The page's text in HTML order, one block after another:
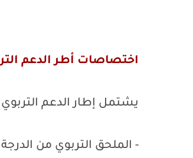
اختصاصات أطر الدعم
يشتمل إطار الدعم التربوي
- الملحق التربوي من الدرجة